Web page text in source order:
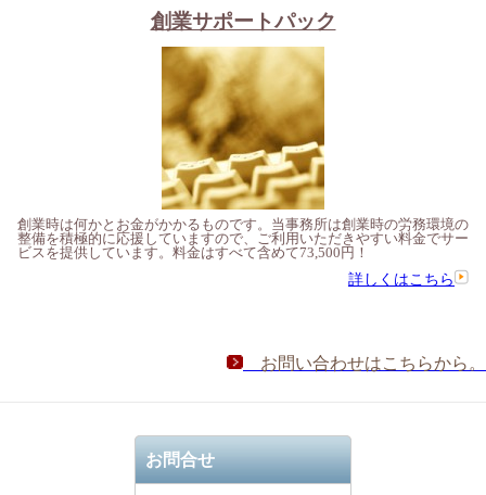
創業サポートパック
創業時は何かとお金がかかるものです。当事務所は創業時の労務環境の
整備を積極的に応援していますので、ご利用いただきやすい料金でサー
ビスを提供しています。料金はすべて含めて73,500円！
詳しくはこちら
お問い合わせはこちらから。
お問合せ